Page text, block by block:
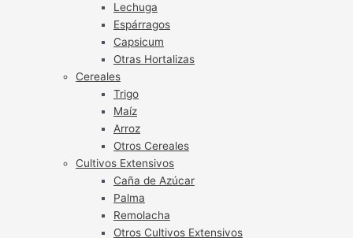
Lechuga
Espárragos
Capsicum
Otras Hortalizas
Cereales
Trigo
Maíz
Arroz
Otros Cereales
Cultivos Extensivos
Caña de Azúcar
Palma
Remolacha
Otros Cultivos Extensivos